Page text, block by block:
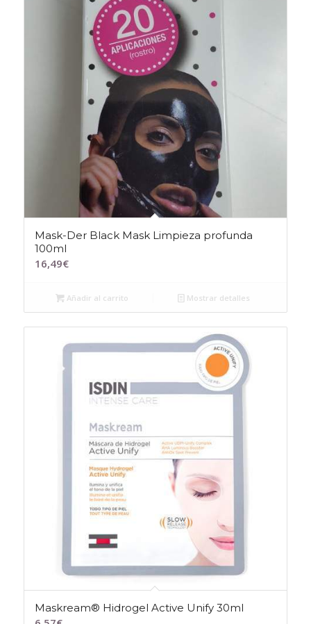
Mask-Der Black Mask Limpieza profunda
100ml
16,49€
Añadir al carrito Mostrar detalles
Maskream® Hidrogel Active Unify 30ml